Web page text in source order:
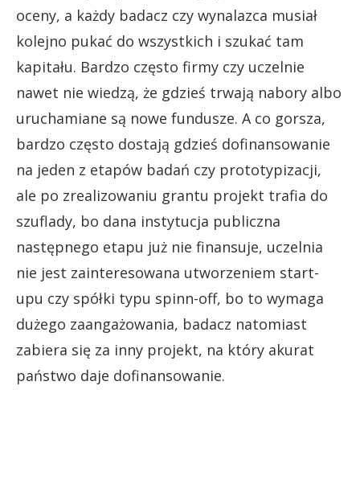
oceny, a każdy badacz czy wynalazca musiał
kolejno pukać do wszystkich i szukać tam
kapitału. Bardzo często firmy czy uczelnie
nawet nie wiedzą, że gdzieś trwają nabory albo
uruchamiane są nowe fundusze. A co gorsza,
bardzo często dostają gdzieś dofinansowanie
na jeden z etapów badań czy prototypizacji,
ale po zrealizowaniu grantu projekt trafia do
szuflady, bo dana instytucja publiczna
następnego etapu już nie finansuje, uczelnia
nie jest zainteresowana utworzeniem start-
upu czy spółki typu spinn-off, bo to wymaga
dużego zaangażowania, badacz natomiast
zabiera się za inny projekt, na który akurat
państwo daje dofinansowanie.